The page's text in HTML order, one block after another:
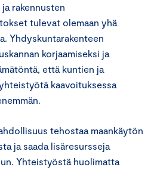
rakennusten
tulevat olemaan yhä
Yhdyskuntarakenteen
korjaamiseksi ja
että kuntien ja
kaavoituksessa
tehostaa maankäytön
ja saada lisäresursseja
Yhteistyöstä huolimatta